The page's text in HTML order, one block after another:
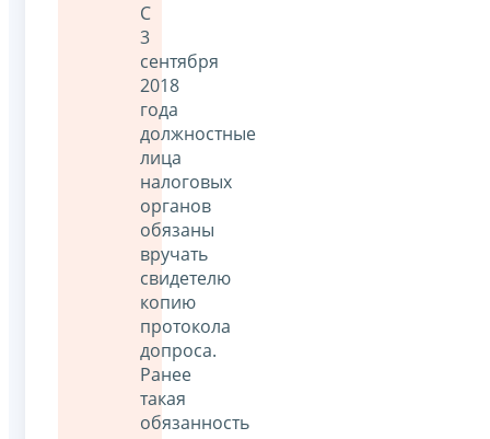
С
3
сентября
2018
года
должностные
лица
налоговых
органов
обязаны
вручать
свидетелю
копию
протокола
допроса.
Ранее
такая
обязанность